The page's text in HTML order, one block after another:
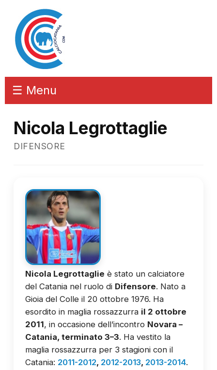
☰ Menu
Nicola Legrottaglie
DIFENSORE
Nicola Legrottaglie è stato un calciatore
del Catania nel ruolo di Difensore. Nato a
Gioia del Colle il 20 ottobre 1976. Ha
esordito in maglia rossazzurra il 2 ottobre
2011, in occasione dell’incontro Novara –
Catania, terminato 3–3. Ha vestito la
maglia rossazzurra per 3 stagioni con il
Catania: 2011-2012, 2012-2013, 2013-2014.